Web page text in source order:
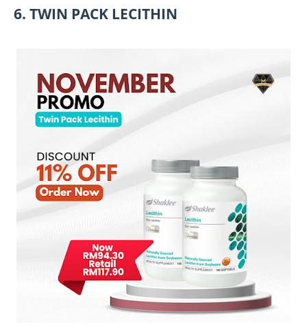
6. TWIN PACK LECITHIN